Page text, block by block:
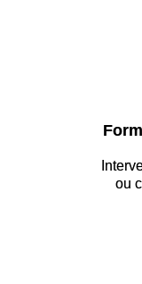
ou